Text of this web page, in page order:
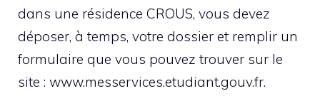
dans une résidence CROUS, vous devez
déposer, à temps, votre dossier et remplir un
formulaire que vous pouvez trouver sur le
site : www.messervices.etudiant.gouv.fr.